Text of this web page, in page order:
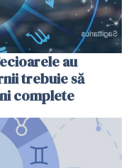
au
trebuie să
complete